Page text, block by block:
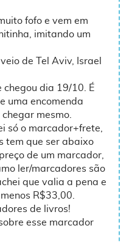
fofo e vem em
imitando um
de Tel Aviv, Israel
chegou dia 19/10. É
uma encomenda
mesmo.
só o marcador+frete,
tem que ser abaixo
de um marcador,
ler/marcadores são
que valia a pena e
R$33,00.
de livros!
esse marcador